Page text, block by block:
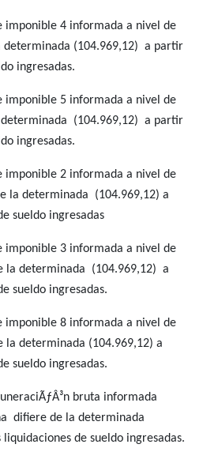
imponible 4 informada a nivel de
(104.969,12) a partir
ingresadas.
imponible 5 informada a nivel de
(104.969,12) a partir
ingresadas.
imponible 2 informada a nivel de
la determinada (104.969,12) a
sueldo ingresadas
imponible 3 informada a nivel de
la determinada (104.969,12) a
sueldo ingresadas.
imponible 8 informada a nivel de
la determinada (104.969,12) a
sueldo ingresadas.
bruta informada
difiere de la determinada
de sueldo ingresadas.